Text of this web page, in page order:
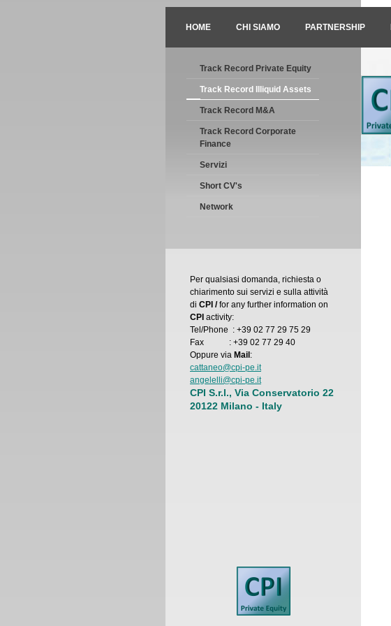
HOME CHI SIAMO PARTNERSHIP
Track Record Private Equity
Track Record Illiquid Assets
Track Record M&A
Track Record Corporate
Finance
Servizi
Short CV's
Network
Per qualsiasi domanda, richiesta o
chiarimento sui servizi e sulla attività
di CPI /for any further information on
CPI activity:
Tel/Phone : +39 02 77 29 75 29
Fax : +39 02 77 29 40
Oppure via Mail :
cattaneo@cpi-pe.it
angelelli@cpi-pe.it
CPI S.r.l., Via Conservatorio 22
20122 Milano - Italy